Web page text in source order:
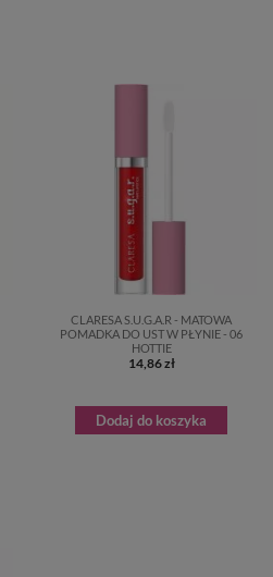
CLARESA S.U.G.A.R - MATOWA
POMADKA DO UST W PŁYNIE - 06
HOTTIE
14,86 zł
Dodaj do koszyka